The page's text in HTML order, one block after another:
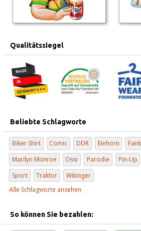
Qualitätssiegel
Beliebte Schlagworte
Biker Shirt Comic DDR Einhorn
Marilyn Monroe
Ossi Parodie Pin-Up
Sport
Traktor
Wikinger
Alle Schlagworte ansehen
So können Sie bezahlen: